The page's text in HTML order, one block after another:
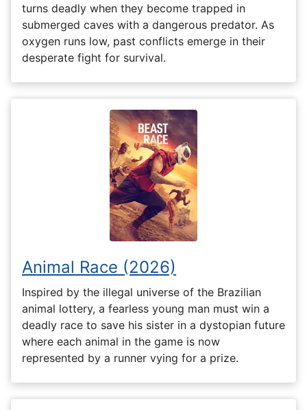
turns deadly when they become trapped in
submerged caves with a dangerous predator. As
oxygen runs low, past conflicts emerge in their
desperate fight for survival.
Animal Race (2026)
Inspired by the illegal universe of the Brazilian
animal lottery, a fearless young man must win a
deadly race to save his sister in a dystopian future
where each animal in the game is now
represented by a runner vying for a prize.